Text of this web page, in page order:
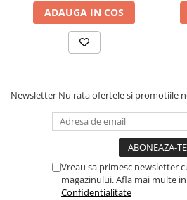
ADAUGA IN COS
Newsletter Nu rata ofertele si promotiile
Vreau sa primesc newsletter
magazinului. Afla mai multe in
Confidentialitate